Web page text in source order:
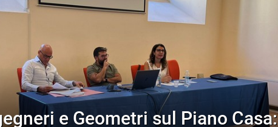
e Geometri sul Piano Casa: